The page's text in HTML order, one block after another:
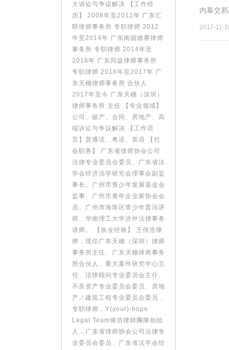
大诉讼与争议解决 【工作经
历】 2008年至2012年 广东汇
联律师事务所 专职律师 2012
年至2014年 广东南国德赛律师
事务所 专职律师 2014年至
2016年 广东同益律师事务所
专职律师 2016年至2017年 广
东天穗律师事务所 合伙人
2017年至今 广东天穗（深圳）
律师事务所 主任 【专业领域】
公司、破产、合同、房地产、高
端诉讼与争议解决 【工作语
言】普通话、粤语、英语 【社
会职务】 广东省律师协会公司
法律专业委员会委员、广东省法
学会经济法学研究会理事会副监
事长、广州市青少年发展基金会
监事、广州市青年企业家协会会
员、广州市海珠区青少年普法讲
师、华南理工大学涉外法律事务
讲师。 【执业经验】 王伟浩律
师，现任广东天穗（深圳）律师
事务所主任、广东天穗律师事务
所合伙人、重大案件研究中心主
任、法律顾问专业委员会主任、
不良资产专业委员会委员、房地
产／建筑工程专业委员会委员，
专职律师，Y(your)-hope
Legal Team偉浩律師團隊创始
人，广东省律师协会公司法律专
业委员会委员、广东省法学会经
内幕交
2017-11-